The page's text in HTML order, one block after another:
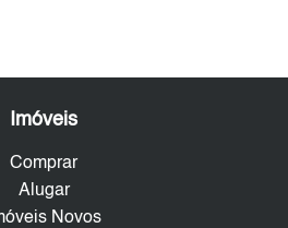
Imóveis
Comprar
Alugar
Novos